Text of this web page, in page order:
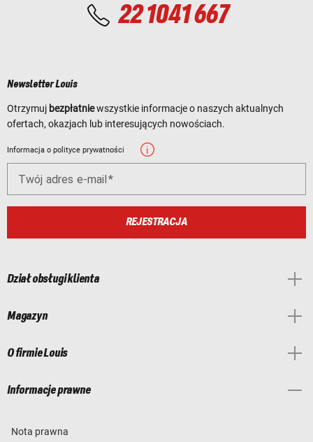
22 1041 667
Newsletter Louis
Otrzymuj bezpłatniewszystkie informacje o naszych aktualnych
ofertach, okazjach lub interesujących nowościach.
Informacja o polityce prywatności
Twój adres e-mail
REJESTRACJA
Dział obsługi klienta
Magazyn
O firmie Louis
Informacje prawne
Nota prawna